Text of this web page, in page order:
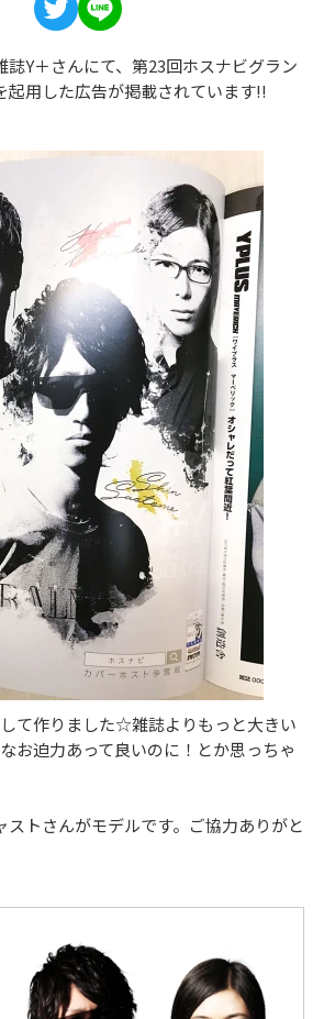
Y＋さんにて、第23回ホスナビグラン
起用した広告が掲載されています!!
て作りました☆雑誌よりもっと大きい
お迫力あって良いのに！とか思っちゃ
ストさんがモデルです。ご協力ありがと